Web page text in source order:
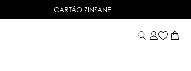
6X SEM JUROSNO CARTÃO DE CRÉDITO
CARTÃO ZINZANE